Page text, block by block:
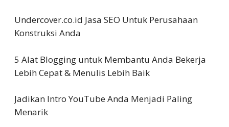
Undercover.co.id Jasa SEO Untuk Perusahaan
Konstruksi Anda
5 Alat Blogging untuk Membantu Anda Bekerja
Lebih Cepat & Menulis Lebih Baik
Jadikan Intro YouTube Anda Menjadi Paling
Menarik